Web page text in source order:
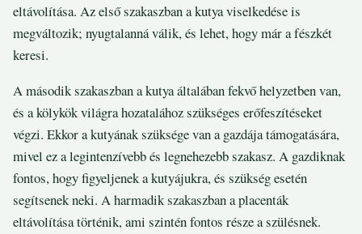
eltávolítása. Az első szakaszban a kutya viselkedése is
megváltozik; nyugtalanná válik, és lehet, hogy már a fészkét
keresi.
A második szakaszban a kutya általában fekvő helyzetben van,
és a kölykök világra hozatalához szükséges erőfeszítéseket
végzi. Ekkor a kutyának szüksége van a gazdája támogatására,
mivel ez a legintenzívebb és legnehezebb szakasz. A gazdiknak
fontos, hogy figyeljenek a kutyájukra, és szükség esetén
segítsenek neki. A harmadik szakaszban a placenták
eltávolítása történik, ami szintén fontos része a szülésnek.